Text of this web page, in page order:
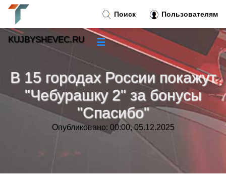
В 15 городах России покажут
"Чебурашку 2" за бонусы
"Спасибо"
Опубликовано: 00:00, 05.12.2025
Поиск Пользователям
KUJBYSHEVEC.RU ☰
Новости»
Тренды новостей »
Рубрики»
Контакт»